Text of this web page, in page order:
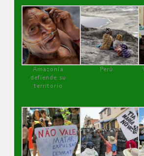
Amazonía
defiende su
territorio
Perú